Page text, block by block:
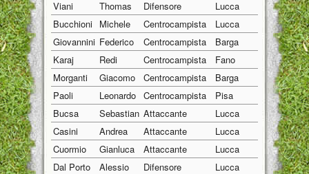
Viani
Thomas Difensore Lucca
31/01/2001
Bucchioni Michele Centrocampista Lucca
18/01/2001
Giovannini Federico Centrocampista Barga
12/01/2001
Karaj
Redi Centrocampista Fano
19/08/2001
Morganti
Giacomo Centrocampista Barga
02/08/2001
Paoli
Leonardo Centrocampista Pisa
06/10/2001
Bucsa
Sebastian Attaccante Lucca
20/03/2001
Casini
Andrea Attaccante Lucca
20/11/2001
Cuormio
Gianluca Attaccante Lucca
25/05/2001
Dal Porto
Alessio Difensore Lucca
19/08/2001